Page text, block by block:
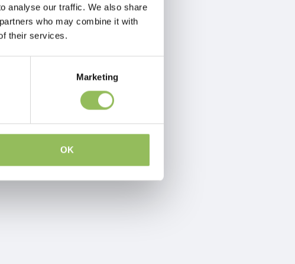
analyse our traffic. We also share
who may combine it with
their services.
Marketing
OK